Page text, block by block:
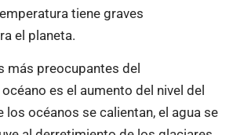
tiene graves
el planeta.
más preocupantes del
es el aumento del nivel del
los océanos se calientan, el agua se